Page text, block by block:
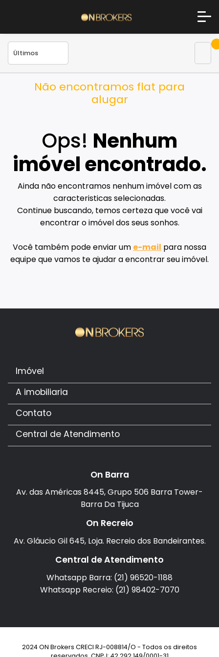
Não encontramos flat para
alugar
Ops! Nenhum
imóvel encontrado.
Ainda não encontramos nenhum imóvel com as
caracteristicas selecionadas.
Continue buscando, temos certeza que você vai
encontrar o imóvel dos seus sonhos.
Você também pode enviar um e-mail para nossa
equipe que vamos te ajudar a encontrar seu imóvel.
Imóvel
A imobiliaria
Contato
Central de Atendimento
On Barra
Av. das Américas 8445, Grupo 506 Barra Tower-
Barra Da Tijuca
On Recreio
Av. Gláucio Gil 645, Loja. Recreio dos Bandeirantes.
Central de Atendimento
Whatsapp Barra: (21) 96520-1188
Whatsapp Recreio: (21) 98402-7070
2024 ON Brokers CRECI RJ-008814/O - Todos os direitos